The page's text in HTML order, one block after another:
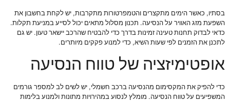
בסתיו, כאשר הימים מתקצרים והטמפרטורות מתקרבות, יש לקחת בחשבון את
השפעת מזג האוויר על הנסיעה. תכנון מסלול מתאים יכול לסייע במניעת תקלות.
כדאי לבדוק תחנות טעינה זמינות בדרך כדי להבטיח שהרכב יישאר טעון. יש גם
לתכנן את הזמנים לפי שעות השיא, כדי למנוע פקקים מיותרים.
אופטימיזציה של טווח הנסיעה
כדי להפיק את המקסימום מהנסיעה ברכב חשמלי, יש לשים לב למספר גורמים
המשפיעים על טווח הנסיעה. מומלץ לנסוע במהירויות מתונות ולמנוע בלימות